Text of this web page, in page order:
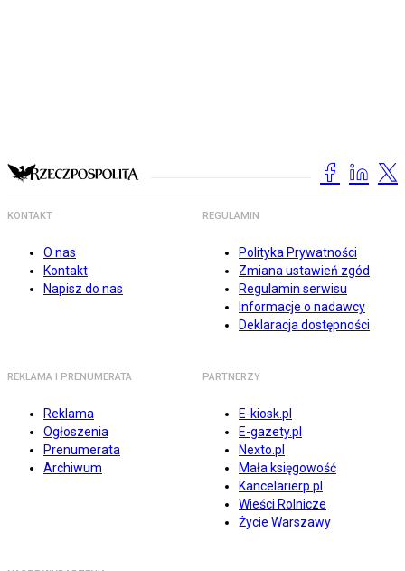
KONTAKT
O nas
Kontakt
Napisz do nas
REGULAMIN
Polityka Prywatności
Zmiana ustawień zgód
Regulamin serwisu
Informacje o nadawcy
Deklaracja dostępności
REKLAMA I PRENUMERATA
Reklama
Ogłoszenia
Prenumerata
Archiwum
PARTNERZY
E-kiosk.pl
E-gazety.pl
Nexto.pl
Mała księgowość
Kancelarierp.pl
Wieści Rolnicze
Życie Warszawy